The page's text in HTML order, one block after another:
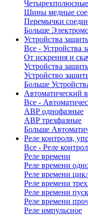
Четырехполюсные
Шины медные
Перемычки
Больше
Устройства
Все - Устройства
От искрения и
Устройства
Устройство
Больше
Автоматический
Все -
АВР однофазные
АВР трехфазные
Больше
Реле контроля,
Все - Реле
Реле времени
Реле времени
Реле времени
Реле времени
Реле времени
Реле времени
Реле импульсное